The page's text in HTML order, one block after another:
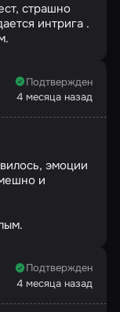
страшно
интрига .
Подтвержден
4 месяца назад
эмоции
и
Подтвержден
4 месяца назад